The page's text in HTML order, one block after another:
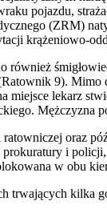
pojazdu,
(ZRM)
krążeniowo-
również
9). Mimo
miejsce lekarz
Mężczyzna
oraz
i
w obu
trwających kilka